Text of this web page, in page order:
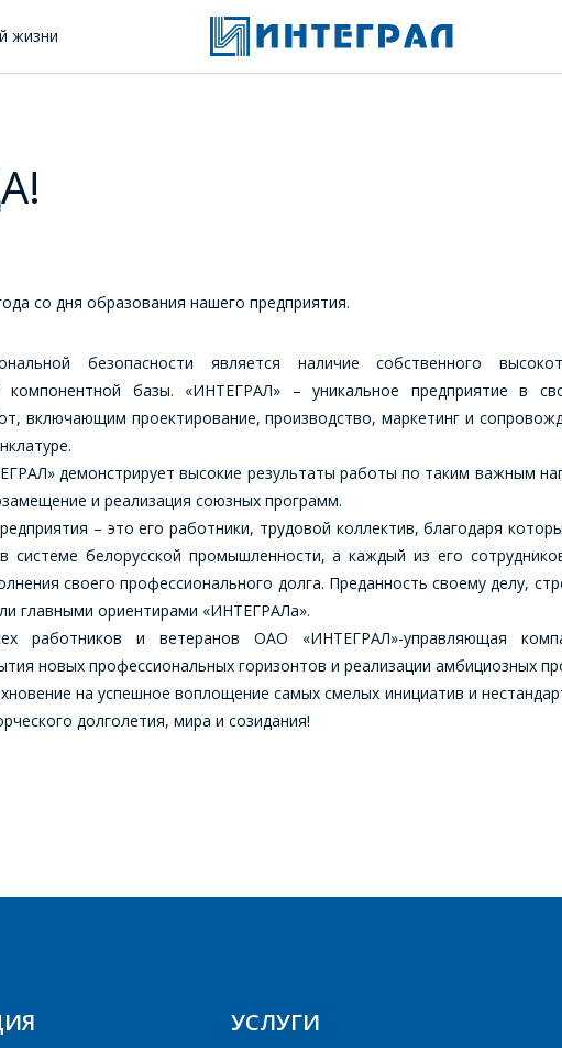
жизни
ПОИСК
со дня образования нашего предприятия.
безопасности является наличие собственного
компонентной базы. «ИНТЕГРАЛ» – уникальное предприятие в
включающим проектирование, производство, маркетинг и
демонстрирует высокие результаты работы по таким важным
и реализация союзных программ.
– это его работники, трудовой коллектив, благодаря
системе белорусской промышленности, а каждый из его
своего профессионального долга. Преданность своему делу,
главными ориентирами «ИНТЕГРАЛа».
работников и ветеранов ОАО «ИНТЕГРАЛ»-управляющая
новых профессиональных горизонтов и реализации амбициозных
на успешное воплощение самых смелых инициатив и
долголетия, мира и созидания!
УСЛУГИ
ОФОРМИТЬ ЗАКАЗ
Форма предназначена для юридических лиц и ИП.
Продажи физическим лицам осуществляются в ТД
"ИНТЕГРАЛ", тел.+375 (17) 350-94-32
Укажите интересующее Вас изделие, и сотрудники
компании свяжутся с Вами по вопросам стоимости и
сроков поставки.
ЗАДАТЬ ВОПРОС
СОТРУДНИКИ КОМПАНИИ С РАДОСТЬЮ
ОТВЕТЯТ НА ВАШИ ВОПРОСЫ
Ваше имя*
Интересующий товар/услуга